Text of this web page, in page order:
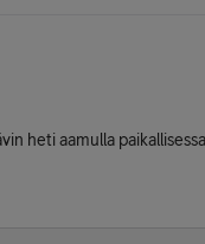
heti aamulla